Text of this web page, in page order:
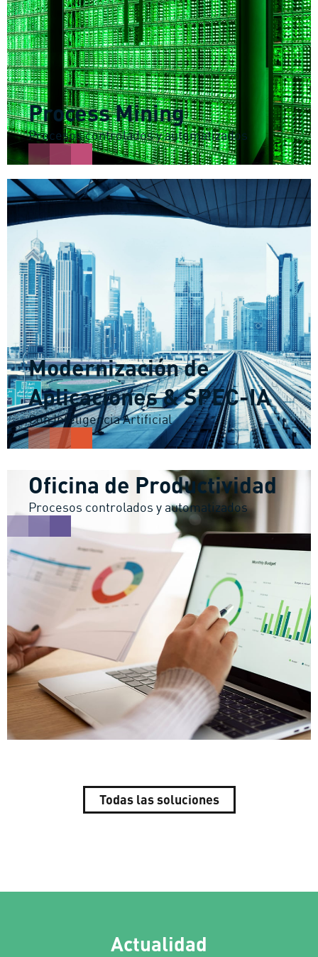
Process Mining
Procesos controlados y automatizados
Modernización de
Aplicaciones & SPEC-IA
Con Inteligencia Artificial
Oficina de Productividad
Procesos controlados y automatizados
Todas las soluciones
Actualidad